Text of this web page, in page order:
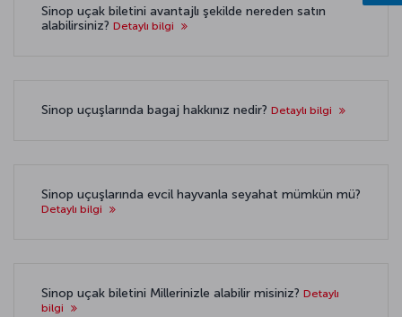
Sinop uçak biletini avantajlı şekilde nereden satın
alabilirsiniz? Detaylı bilgi
Sinop uçuşlarında bagaj hakkınız nedir? Detaylı bilgi
Sinop uçuşlarında evcil hayvanla seyahat mümkün mü?
Detaylı bilgi
Sinop uçak biletini Millerinizle alabilir misiniz? Detaylı
bilgi